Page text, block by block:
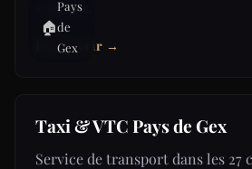
🏠
Pays
de
Gex
voisines.
Découvrir →
Taxi & VTC Pays de Gex
Service de transport dans les 27